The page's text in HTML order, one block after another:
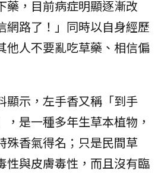
藥，目前病症明顯逐漸改
網路了！」同時以自身經歷
他人不要亂吃草藥、相信偏
顯示，左手香又稱「到手
是一種多年生草本植物，
殊香氣得名；只是民間草
性與皮膚毒性，而且沒有臨